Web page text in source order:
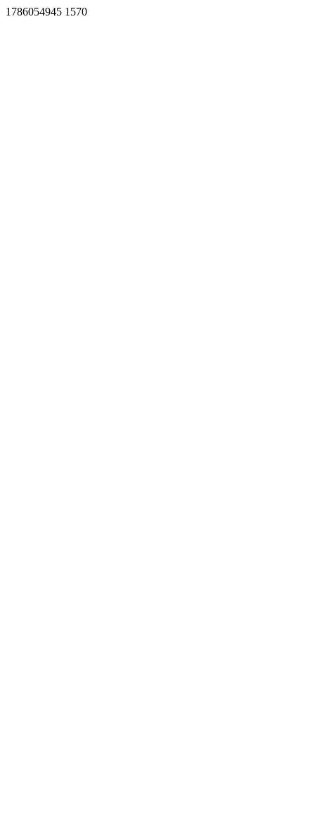
1786054945 1570